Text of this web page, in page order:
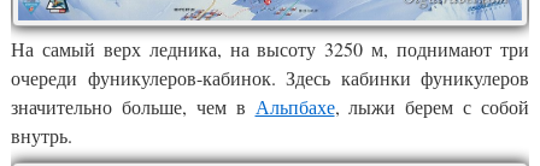
На самый верх ледника, на высоту 3250 м, поднимают три
очереди фуникулеров-кабинок. Здесь кабинки фуникулеров
значительно больше, чем в Альпбахе, лыжи берем с собой
внутрь.